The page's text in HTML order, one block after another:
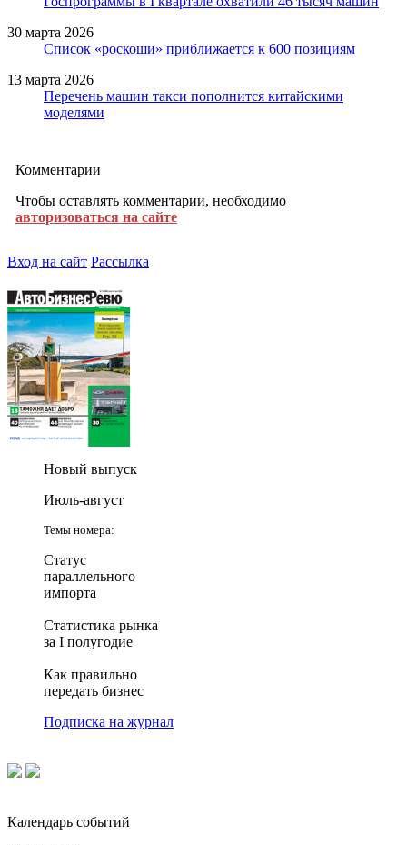
30 марта 2026
Список «роскоши» приближается к 600 позициям
13 марта 2026
Перечень машин такси пополнится китайскими
моделями
Комментарии
Чтобы оставлять комментарии, необходимо
авторизоваться на сайте
Вход на сайт Рассылка
Новый выпуск
Июль-август
Темы номера:
Статус
параллельного
импорта
Статистика рынка
за I полугодие
Как правильно
передать бизнес
Подписка на журнал
Календарь событий